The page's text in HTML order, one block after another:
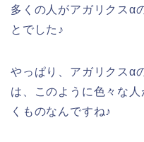
多くの人がアガリクスα
とでした♪
やっぱり、アガリクスα
は、このように色々な
くものなんですね♪